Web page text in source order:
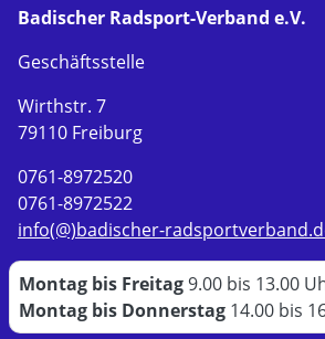
Badischer Radsport-Verband e.V.
Geschäftsstelle
Wirthstr. 7
79110 Freiburg
0761-8972520
0761-8972522
info(@)badischer-
Montag bis Freitag9.00 bis 13.00
Montag bis Donnerstag 14.00 bis